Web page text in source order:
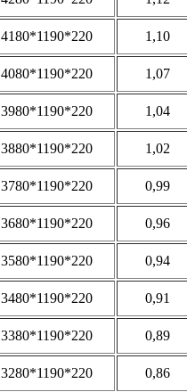
4180*1190*220 1,10
4080*1190*220 1,07
3980*1190*220 1,04
3880*1190*220 1,02
3780*1190*220 0,99
3680*1190*220 0,96
3580*1190*220 0,94
3480*1190*220 0,91
3380*1190*220 0,89
3280*1190*220 0,86